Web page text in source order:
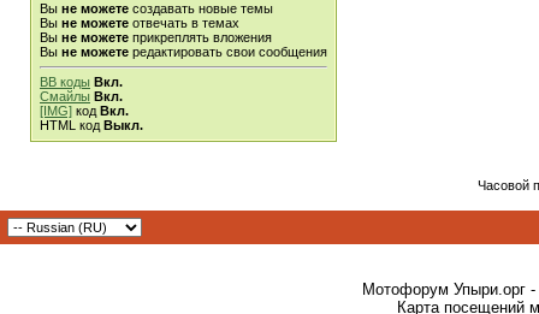
Вы не можете создавать новые темы
Вы не можете отвечать в темах
Вы не можете прикреплять вложения
Вы не можете редактировать свои сообщения
BB коды Вкл.
Смайлы Вкл.
[IMG] код Вкл.
HTML код Выкл.
Часовой
Мотофорум Упыри.орг -
Карта посещений